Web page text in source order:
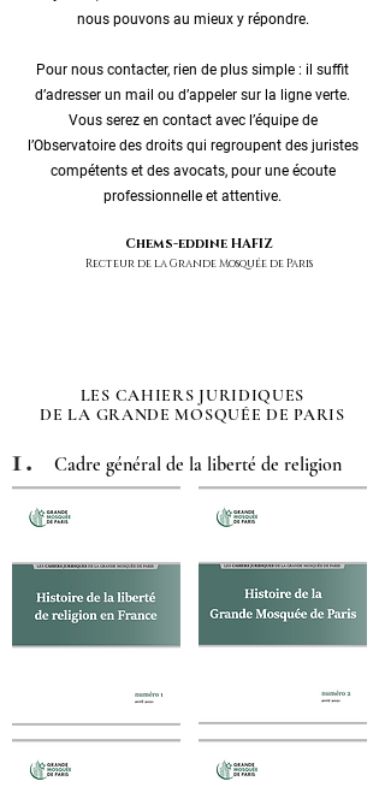
nous pouvons au mieux y répondre.
Pour nous contacter, rien de plus simple : il suffit
d’adresser un mail ou d’appeler sur la ligne verte.
Vous serez en contact avec l’équipe de
l’Observatoire des droits qui regroupent des juristes
compétents et des avocats, pour une écoute
professionnelle et attentive.
Chems-eddine HAFIZ
Recteur de la Grande Mosquée de Paris
LES CAHIERS JURIDIQUES
DE LA GRANDE MOSQUÉE DE PARIS
1. Cadre général de la liberté de religion